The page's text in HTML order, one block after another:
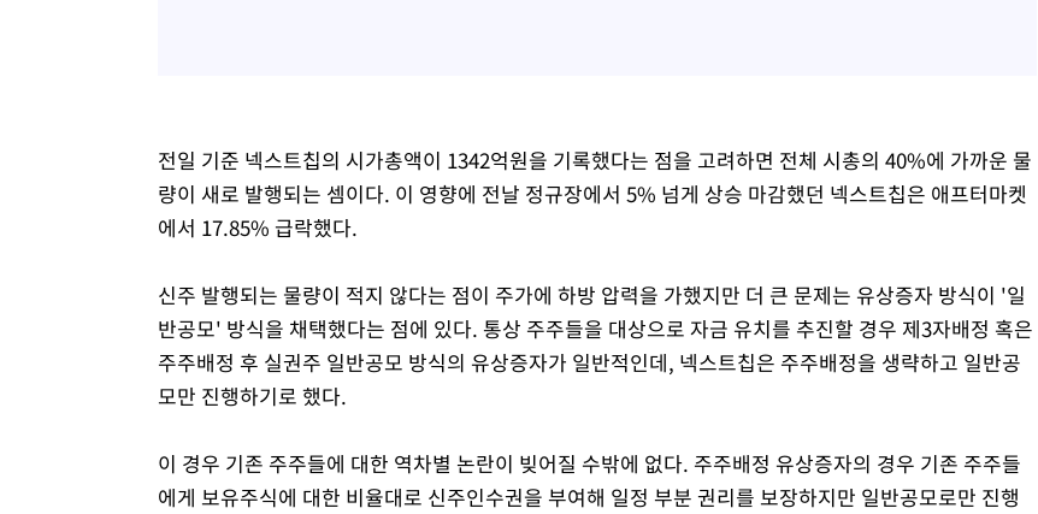
전일 기준 넥스트칩의 시가총액이 1342억원을 기록했다는 점을 고려하면 전체 시총의 40%에 가까운 물
량이 새로 발행되는 셈이다. 이 영향에 전날 정규장에서 5% 넘게 상승 마감했던 넥스트칩은 애프터마켓
에서 17.85% 급락했다.
신주 발행되는 물량이 적지 않다는 점이 주가에 하방 압력을 가했지만 더 큰 문제는 유상증자 방식이 '일
반공모' 방식을 채택했다는 점에 있다. 통상 주주들을 대상으로 자금 유치를 추진할 경우 제3자배정 혹은
주주배정 후 실권주 일반공모 방식의 유상증자가 일반적인데, 넥스트칩은 주주배정을 생략하고 일반공
모만 진행하기로 했다.
이 경우 기존 주주들에 대한 역차별 논란이 빚어질 수밖에 없다. 주주배정 유상증자의 경우 기존 주주들
에게 보유주식에 대한 비율대로 신주인수권을 부여해 일정 부분 권리를 보장하지만 일반공모로만 진행